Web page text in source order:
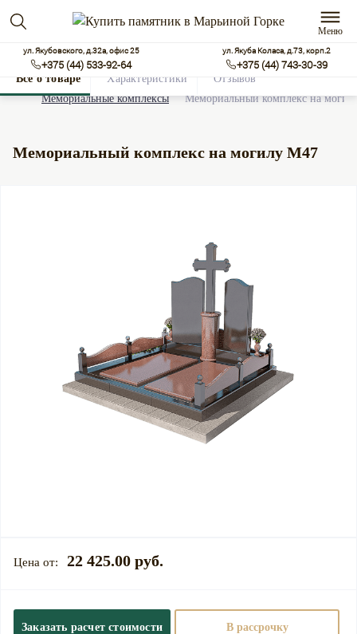
Меню
ул. Якубовского, д.32а, офис 25
+375 (44) 533-92-64
ул. Якуба Коласа, д.73, корп.2
+375 (44) 743-30-39
Мемориальные комплексы Мемориальный комплекс на
Мемориальный комплекс на могилу М47
Все о товаре Характеристики Отзывов
22 425.00 руб.
Заказать расчет стоимости В рассрочку